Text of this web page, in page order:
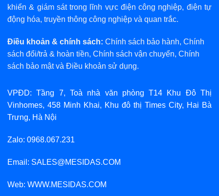
khiển & giám sát trong lĩnh vực điện công nghiệp, điện tự
động hóa, truyền thông công nghiệp và quan trắc.
Điều khoản & chính sách: Chính sách bảo hành, Chính
sách đổi/trả & hoàn tiền, Chính sách vận chuyển, Chính
sách bảo mậtvà Điều khoản sử dụng.
VPĐD: Tầng 7, Toà nhà văn phòng T14 Khu Đô Thị
Vinhomes, 458 Minh Khai, Khu đô thị Times City, Hai Bà
Trưng, Hà Nội
Zalo: 0968.067.231
Email: SALES@MESIDAS.COM
Web: WWW.MESIDAS.COM